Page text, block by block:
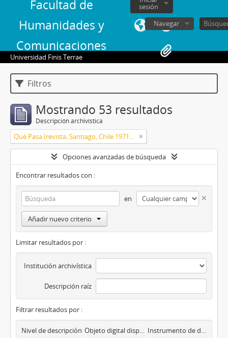
Facultad de
Humanidades y
Comunicaciones
sesión
Navegar
Universidad Finis Terrae
Filtros
Mostrando 53 resultados
Descripción archivística
Qué Pasa (revista, Santiago, Chile 1971-2018)
Opciones avanzadas de búsqueda
Encontrar resultados con :
en
Añadir nuevo criterio
Limitar resultados por :
Institución archivística
Descripción raíz
Filtrar resultados por :
Nivel de descripción Objeto digital disponibles Instrumento de descripción